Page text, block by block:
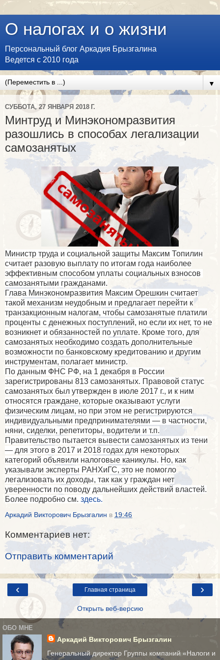
О налогах и о жизни
Персональный блог Аркадия Брызгалина
Ведется с 2010 года
▼
СУББОТА, 27 ЯНВАРЯ 2018 Г.
Минтруд и Минэкономразвития
разошлись в способах легализации
самозанятых
Министр труда и социальной защиты Максим Топилин
считает разовую выплату по итогам года наиболее
эффективным способом уплаты социальных взносов
самозанятыми гражданами.
Глава Минэкономразвития Максим Орешкин считает
такой механизм неудобным и предлагает перейти к
транзакционным налогам, чтобы самозанятые платили
проценты с денежных поступлений, но если их нет, то не
возникнет и обязанностей по уплате. Кроме того, для
самозанятых необходимо создать дополнительные
возможности по банковскому кредитованию и другим
инструментам, полагает министр.
По данным ФНС РФ, на 1 декабря в России
зарегистрированы 813 самозанятых. Правовой статус
самозанятых был утвержден в июле 2017 г., и к ним
относятся граждане, которые оказывают услуги
физическим лицам, но при этом не регистрируются
индивидуальными предпринимателями — в частности,
няни, сиделки, репетиторы, водители и т.п.
Правительство пытается вывести самозанятых из тени
— для этого в 2017 и 2018 годах для некоторых
категорий объявили налоговые каникулы. Но, как
указывали эксперты РАНХиГС, это не помогло
легализовать их доходы, так как у граждан нет
уверенности по поводу дальнейших действий властей.
Более подробно см. здесь.
Аркадий Викторович Брызгалин в 19:46
Комментариев нет:
Отправить комментарий
‹ ›
Главная страница
Открыть веб-версию
ОБО МНЕ
Аркадий Викторович Брызгалин
Генеральный директор Группы компаний «Налоги и